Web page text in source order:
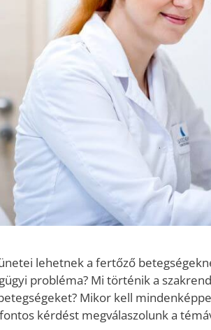
lehetnek a fertőző
probléma? Mi történik a
Mikor kell
kérdést megválaszolunk a